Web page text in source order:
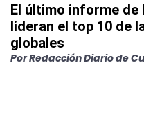
El último informe de
lideran el top 10 de
globales
PorRedacción Diario de